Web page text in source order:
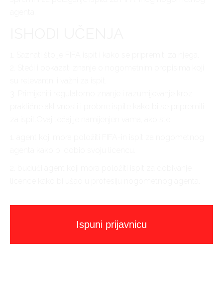
Ispuni prijavnicu